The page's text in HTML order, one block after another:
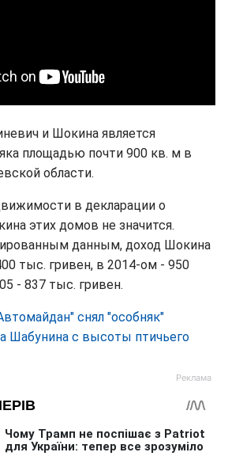
и Шокина является
площадью почти 900 кв. м в
области.
в декларации о
этих домов не значится.
данным, доход Шокина
тыс. гривен, в 2014-ом - 950
- 837 тыс. гривен.
снял "особняк"
Шабунина с высоты птичьего